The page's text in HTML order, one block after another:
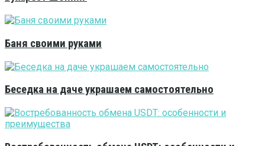
Баня своими руками
Беседка на даче украшаем самостоятельно